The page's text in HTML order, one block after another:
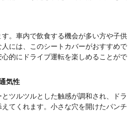
。車内で飲食する機会が多い方や子供
には、このシートカバーがおすすめで
的にドライブ運転を楽しめることがで
気性
とツルツルとした触感が調和され、ドラ
てくれます。小さな穴を開けたパンチ